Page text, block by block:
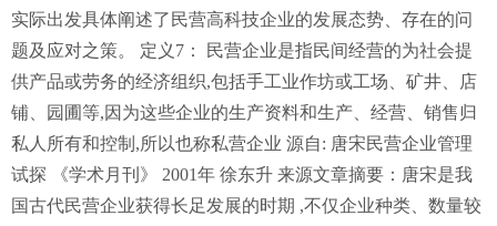
实际出发具体阐述了民营高科技企业的发展态势、存在的问
题及应对之策。 定义7： 民营企业是指民间经营的为社会提
供产品或劳务的经济组织,包括手工业作坊或工场、矿井、店
铺、园圃等,因为这些企业的生产资料和生产、经营、销售归
私人所有和控制,所以也称私营企业 源自: 唐宋民营企业管理
试探 《学术月刊》 2001年 徐东升 来源文章摘要：唐宋是我
国古代民营企业获得长足发展的时期 ,不仅企业种类、数量较